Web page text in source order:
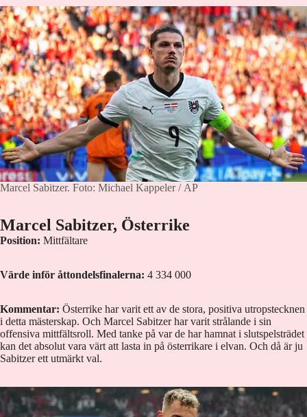
Marcel Sabitzer. Foto: Michael Kappeler / AP
Marcel Sabitzer, Österrike
Position: Mittfältare
Värde inför åttondelsfinalerna: 4 334 000
Kommentar: Österrike har varit ett av de stora, positiva utropstecknen
i detta mästerskap. Och Marcel Sabitzer har varit strålande i sin
offensiva mittfältsroll. Med tanke på var de har hamnat i slutspelsträdet
kan det absolut vara värt att lasta in på österrikare i elvan. Och då är ju
Sabitzer ett utmärkt val.